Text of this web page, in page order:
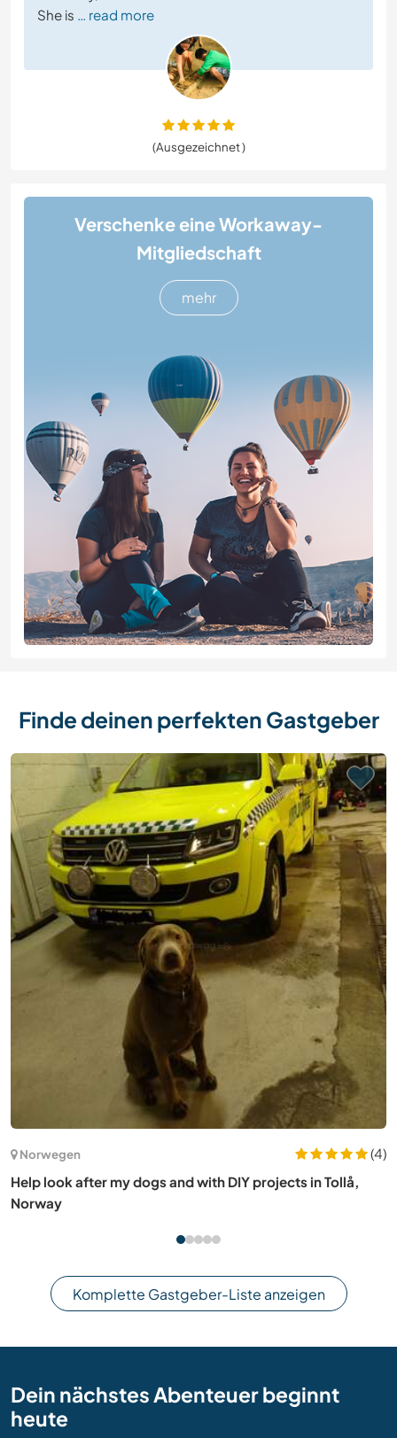
She is … read more
(Ausgezeichnet )
Verschenke eine Workaway-
Mitgliedschaft
mehr
Finde deinen perfekten Gastgeber
Deutschland
(34)
Help us live our dream on a 400-year-old space full of
stories near Cologne, Germany
Komplette Gastgeber-Liste anzeigen
Dein nächstes Abenteuer beginnt
heute